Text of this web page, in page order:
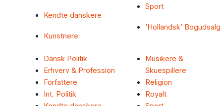
Kendte danskere
Kunstnere
Sport
‘Hollandsk’ Bogudsalg
Dansk Politik
Erhverv & Profession
Forfattere
Int. Politik
Musikere &
Skuespillere
Religion
Royalt